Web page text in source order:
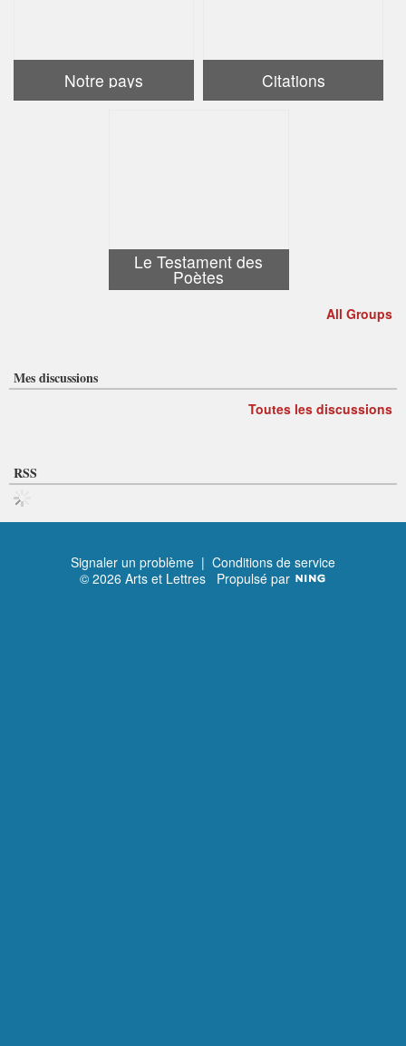
Notre pays Citations
Le Testament des
Poètes
All Groups
Mes discussions
Toutes les discussions
RSS
Signaler un problème | Conditions de service
© 2026 Arts et Lettres Propulsé par